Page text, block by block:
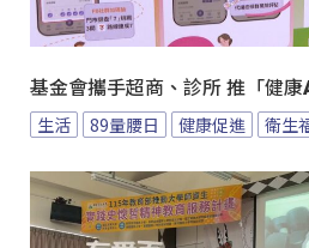
基金會攜手超商、診所 推「健
生活 89量腰日 健康促進 衛生